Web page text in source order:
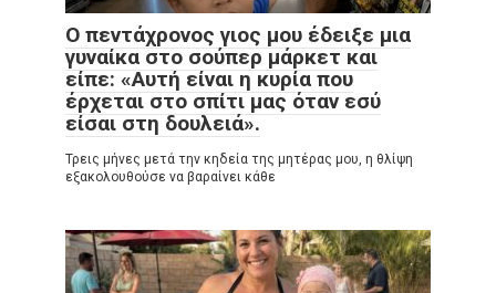
Ο πεντάχρονος γιος μου έδειξε μια
γυναίκα στο σούπερ μάρκετ και
είπε: «Αυτή είναι η κυρία που
έρχεται στο σπίτι μας όταν εσύ
είσαι στη δουλειά».
Τρεις μήνες μετά την κηδεία της μητέρας μου, η θλίψη
εξακολουθούσε να βαραίνει κάθε